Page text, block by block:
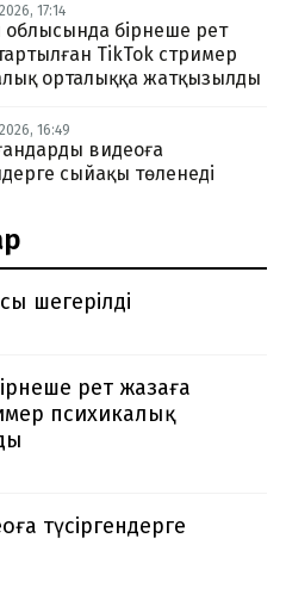
17:14
бірнеше рет
TikTok стример
орталыққа жатқызылды
16:49
видеоға
сыйақы төленеді
шегерілді
рет жазаға
психикалық
түсіргендерге